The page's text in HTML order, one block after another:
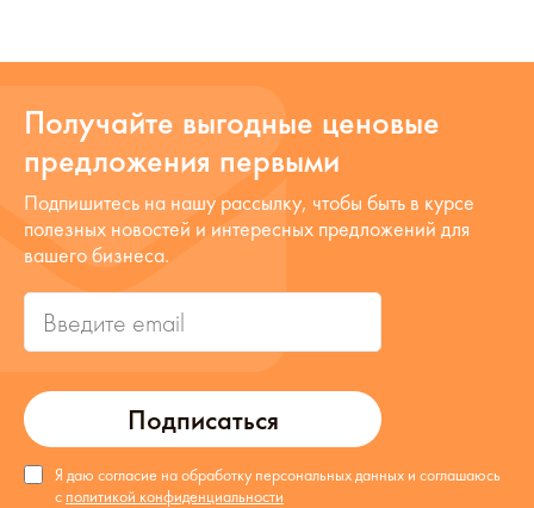
Получайте выгодные ценовые
предложения первыми
Подписаться
Подпишитесь на нашу рассылку, чтобы быть в курсе
полезных новостей и интересных предложений для
вашего бизнеса.
Я даю согласие на обработку персональных данных и соглашаюсь
с политикой конфиденциальности